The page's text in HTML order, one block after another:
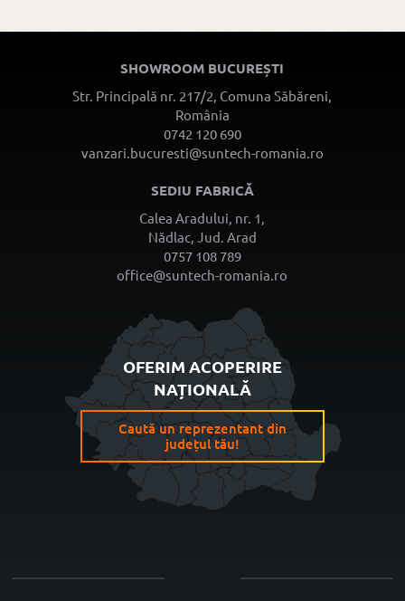
SHOWROOM BUCUREȘTI
Str. Principală nr. 217/2, Comuna Săbăreni,
România
0742 120 690
vanzari.bucuresti@suntech-romania.ro
SEDIU FABRICĂ
Calea Aradului, nr. 1,
Nădlac, Jud. Arad
0757 108 789
office@suntech-romania.ro
OFERIM ACOPERIRE
NAȚIONALĂ
Caută un reprezentant din
județul tău!